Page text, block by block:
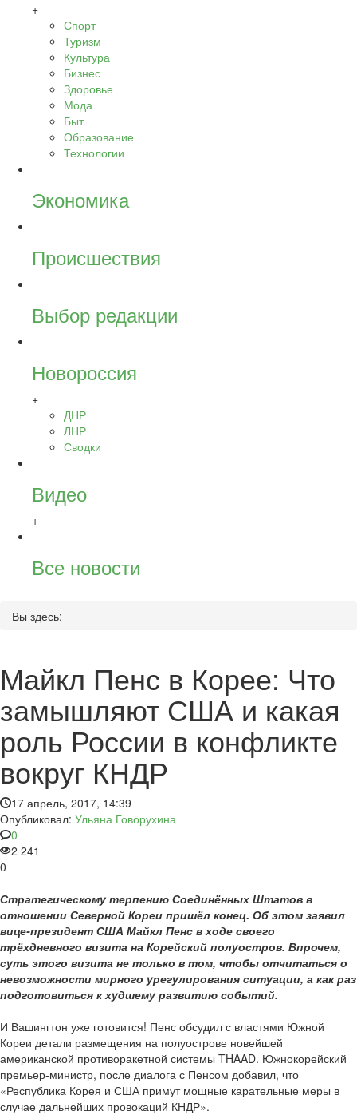
+
Спорт
Туризм
Культура
Бизнес
Здоровье
Мода
Быт
Образование
Технологии
Экономика
Происшествия
Выбор редакции
Новороссия
+
ДНР
ЛНР
Сводки
Видео
+
Все новости
Вы здесь:
Майкл Пенс в Корее: Что
замышляют США и какая
роль России в конфликте
вокруг КНДР
17 апрель, 2017, 14:39
Опубликовал: Ульяна Говорухина
0
2 241
0
Стратегическому терпению Соединённых Штатов в
отношении Северной Кореи пришёл конец. Об этом заявил
вице-президент США Майкл Пенс в ходе своего
трёхдневного визита на Корейский полуостров. Впрочем,
суть этого визита не только в том, чтобы отчитаться о
невозможности мирного урегулирования ситуации, а как раз
подготовиться к худшему развитию событий.
И Вашингтон уже готовится! Пенс обсудил с властями Южной
Кореи детали размещения на полуострове новейшей
американской противоракетной системы THAAD. Южнокорейский
премьер-министр, после диалога с Пенсом добавил, что
«Республика Корея и США примут мощные карательные меры в
случае дальнейших провокаций КНДР».